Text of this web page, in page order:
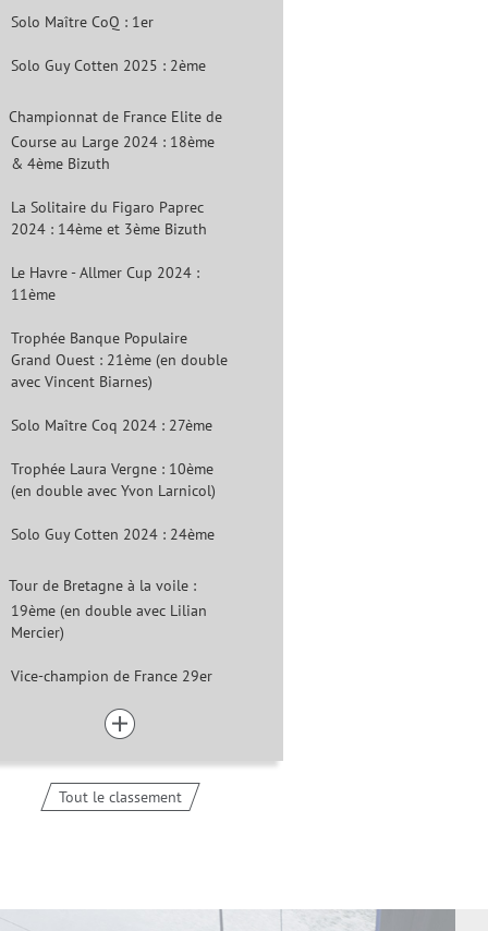
Solo Maître CoQ : 1er
Solo Guy Cotten 2025 : 2ème
Championnat de France Elite de
Course au Large 2024 : 18ème
& 4ème Bizuth
La Solitaire du Figaro Paprec
2024 : 14ème et 3ème Bizuth
Le Havre - Allmer Cup 2024 :
11ème
Trophée Banque Populaire
Grand Ouest : 21ème (en double
avec Vincent Biarnes)
Solo Maître Coq 2024 : 27ème
Trophée Laura Vergne : 10ème
(en double avec Yvon Larnicol)
Solo Guy Cotten 2024 : 24ème
Tour de Bretagne à la voile :
19ème (en double avec Lilian
Mercier)
Vice-champion de France 29er
Tout le classement